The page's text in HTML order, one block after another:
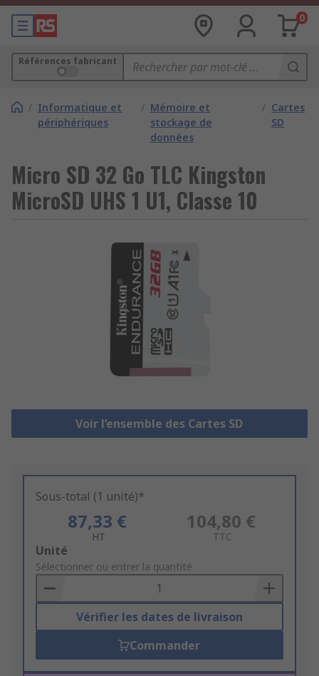
0
Références fabricant
/ Informatique et
périphériques
/ Mémoire et
stockage de
données
/ Cartes
SD
Micro SD 32 Go TLC Kingston
MicroSD UHS 1 U1, Classe 10
Voir l’ensemble des Cartes SD
Sous-total (1 unité)*
87,33 €
HT
104,80 €
TTC
Add
to
Basket
Unité
Sélectionner ou entrer la quantité
Vérifier les dates de livraison
Commander